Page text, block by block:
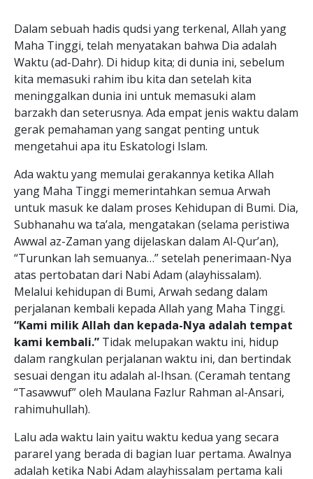
Dalam sebuah hadis qudsi yang terkenal, Allah yang
Maha Tinggi, telah menyatakan bahwa Dia adalah
Waktu (ad-Dahr). Di hidup kita; di dunia ini, sebelum
kita memasuki rahim ibu kita dan setelah kita
meninggalkan dunia ini untuk memasuki alam
barzakh dan seterusnya. Ada empat jenis waktu dalam
gerak pemahaman yang sangat penting untuk
mengetahui apa itu Eskatologi Islam.
Ada waktu yang memulai gerakannya ketika Allah
yang Maha Tinggi memerintahkan semua Arwah
untuk masuk ke dalam proses Kehidupan di Bumi. Dia,
Subhanahu wa ta’ala, mengatakan (selama peristiwa
Awwal az-Zaman yang dijelaskan dalam Al-Qur’an),
“Turunkan lah semuanya…” setelah penerimaan-Nya
atas pertobatan dari Nabi Adam (alayhissalam).
Melalui kehidupan di Bumi, Arwah sedang dalam
perjalanan kembali kepada Allah yang Maha Tinggi.
“Kami milik Allah dan kepada-Nya adalah tempat
kami kembali.” Tidak melupakan waktu ini, hidup
dalam rangkulan perjalanan waktu ini, dan bertindak
sesuai dengan itu adalah al-Ihsan. (Ceramah tentang
“Tasawwuf” oleh Maulana Fazlur Rahman al-Ansari,
rahimuhullah).
Lalu ada waktu lain yaitu waktu kedua yang secara
pararel yang berada di bagian luar pertama. Awalnya
adalah ketika Nabi Adam alayhissalam pertama kali